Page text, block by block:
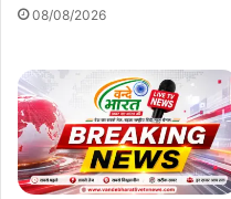
08/08/2026